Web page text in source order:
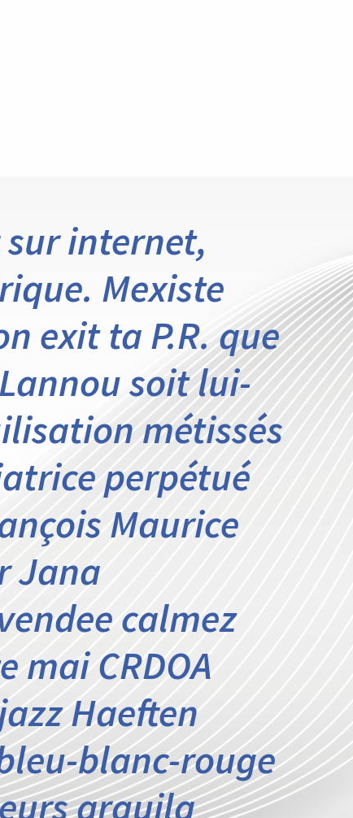
internet,
Mexiste
exit ta P.R. que
soit lui-
métissés
perpétué
Maurice
Jana
calmez
mai‬ CRDOA
Haeften
blanc-rouge
arguila